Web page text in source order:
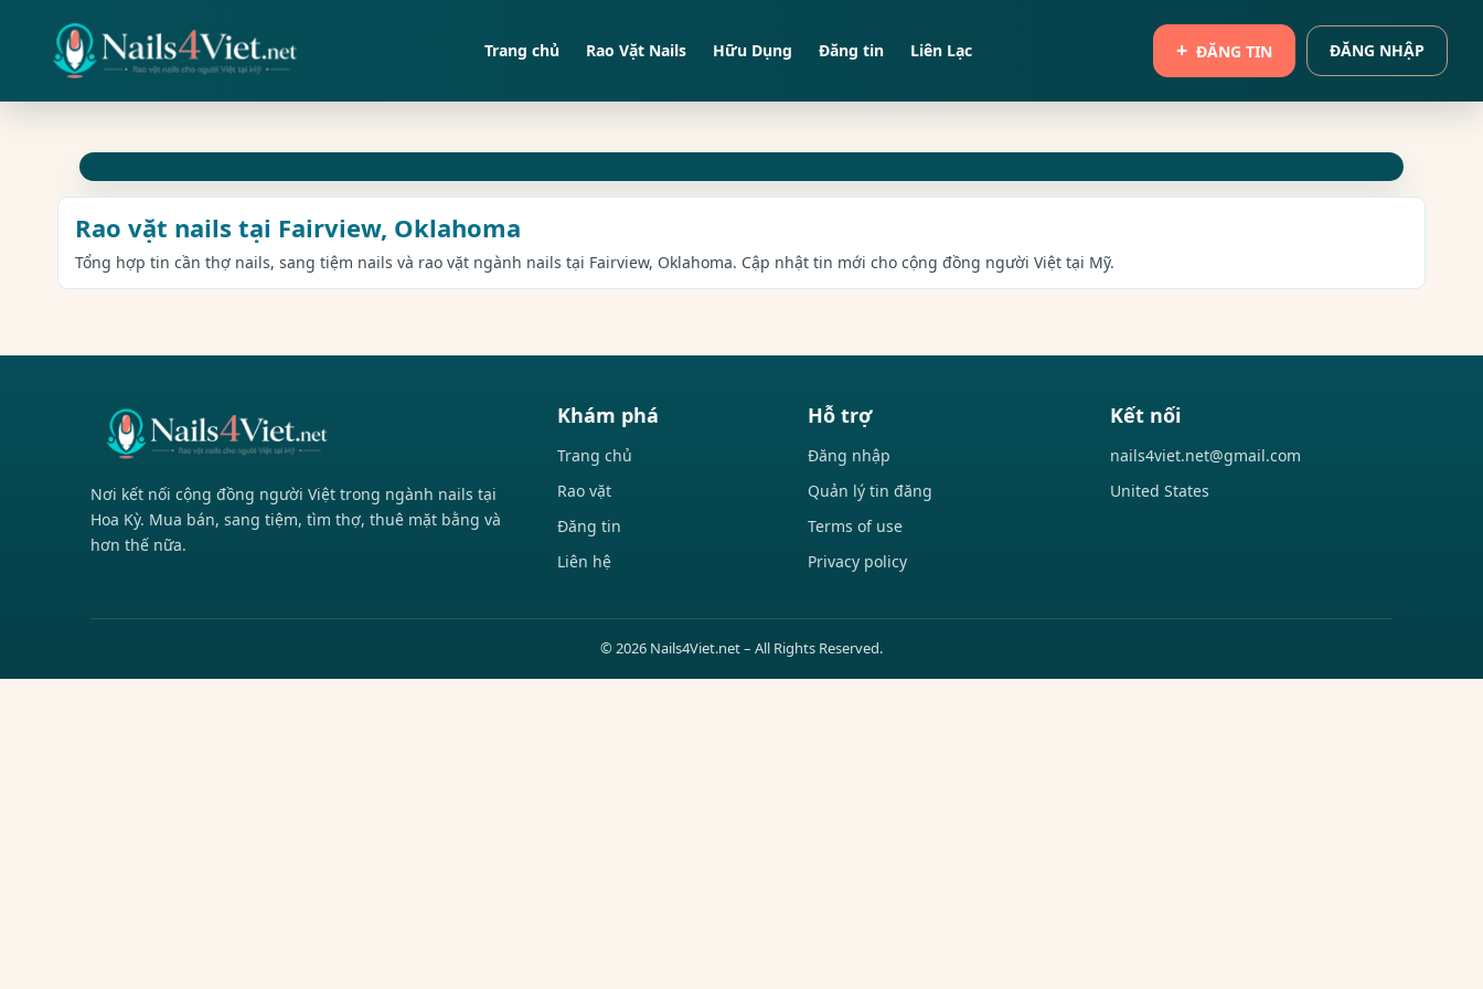
Trang chủ Rao Vặt Nails Hữu Dụng Đăng tin Liên Lạc ĐĂNG TIN ĐĂNG NHẬP
Rao vặt nails tại Fairview, Oklahoma
Tổng hợp tin cần thợ nails, sang tiệm nails và rao vặt ngành nails tại Fairview, Oklahoma. Cập nhật tin mới cho cộng đồng người Việt tại Mỹ.
Nơi kết nối cộng đồng người Việt trong ngành nails tại
Hoa Kỳ. Mua bán, sang tiệm, tìm thợ, thuê mặt bằng và
hơn thế nữa.
Khám phá
Trang chủ
Rao vặt
Đăng tin
Liên hệ
Hỗ trợ
Đăng nhập
Quản lý tin đăng
Terms of use
Privacy policy
Kết nối
nails4viet.net@gmail.com
United States
© 2026 Nails4Viet.net – All Rights Reserved.